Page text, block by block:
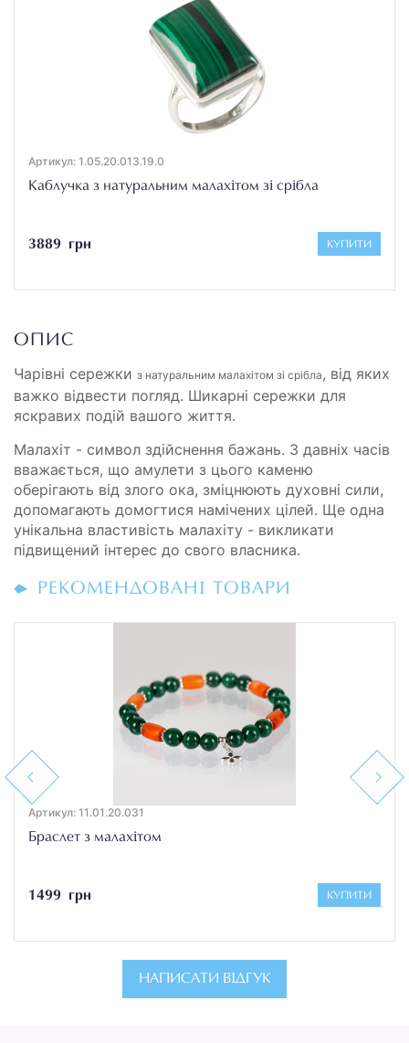
Артикул: 1.05.20.013.19.0
Каблучка з натуральним малахітом зі срібла
3889 грн КУПИТИ
ОПИС
Чарівні сережки з натуральним малахітом зі срібла, від яких
важко відвести погляд. Шикарні сережки для
яскравих подій вашого життя.
Малахіт - символ здійснення бажань. З давніх часів
вважається, що амулети з цього каменю
оберігають від злого ока, зміцнюють духовні сили,
допомагають домогтися намічених цілей. Ще одна
унікальна властивість малахіту - викликати
підвищений інтерес до свого власника.
РЕКОМЕНДОВАНІ ТОВАРИ
Previous
Артикул: 11.01.20.031
Браслет з малахітом
1499 грн КУПИТИ
Next
НАПИСАТИ ВІДГУК